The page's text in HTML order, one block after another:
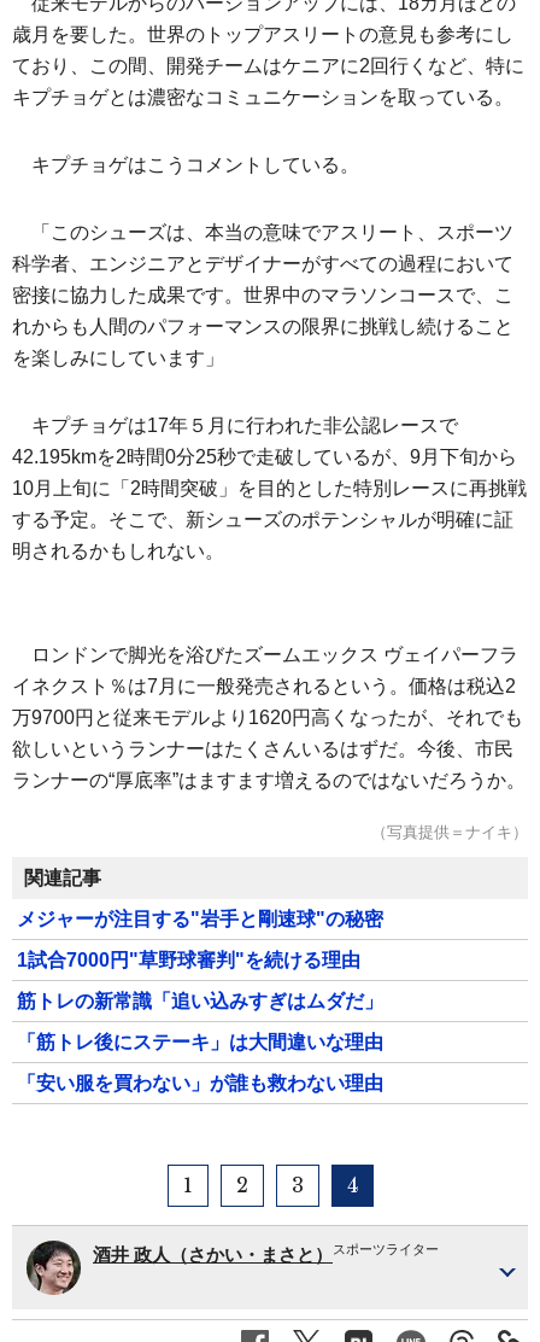
歳月を要した。世界のトップアスリートの意見も参考にし
ており、この間、開発チームはケニアに2回行くなど、特に
キプチョゲとは濃密なコミュニケーションを取っている。
キプチョゲはこうコメントしている。
「このシューズは、本当の意味でアスリート、スポーツ
科学者、エンジニアとデザイナーがすべての過程において
密接に協力した成果です。世界中のマラソンコースで、こ
れからも人間のパフォーマンスの限界に挑戦し続けること
を楽しみにしています」
キプチョゲは17年５月に行われた非公認レースで
42.195kmを2時間0分25秒で走破しているが、9月下旬から
10月上旬に「2時間突破」を目的とした特別レースに再挑戦
する予定。そこで、新シューズのポテンシャルが明確に証
明されるかもしれない。
ロンドンで脚光を浴びたズームエックス ヴェイパーフラ
イネクスト％は7月に一般発売されるという。価格は税込2
万9700円と従来モデルより1620円高くなったが、それでも
欲しいというランナーはたくさんいるはずだ。今後、市民
ランナーの“厚底率”はますます増えるのではないだろうか。
（写真提供＝ナイキ）
関連記事
メジャーが注目する"岩手と剛速球"の秘密
1試合7000円"草野球審判"を続ける理由
筋トレの新常識「追い込みすぎはムダだ」
「筋トレ後にステーキ」は大間違いな理由
「安い服を買わない」が誰も救わない理由
1 2 3 4
酒井 政人（さかい・まさと） スポーツライター